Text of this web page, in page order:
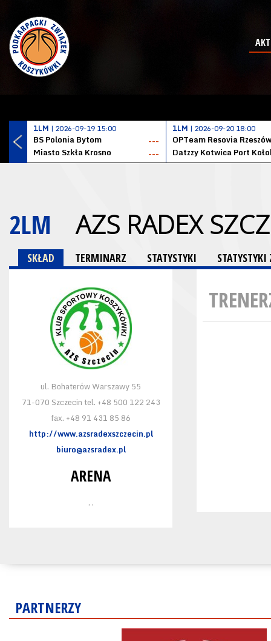
1LM | 2026-09-19 15:00
BS Polonia Bytom
---
Miasto Szkła Krosno
---
1LM | 2026-09-20 18:00
OPTeam Resovia Rzeszów
2LM AZS RADEX
SKŁAD TERMINARZ STATYSTYKI
ul. Bohaterów Warszawy 55
71-070 Szczecin tel. +48 500 122 243
fax. +48 91 431 85 86
http://www.azsradexszczecin.pl
biuro@azsradex.pl
ARENA
, ,
PARTNERZY